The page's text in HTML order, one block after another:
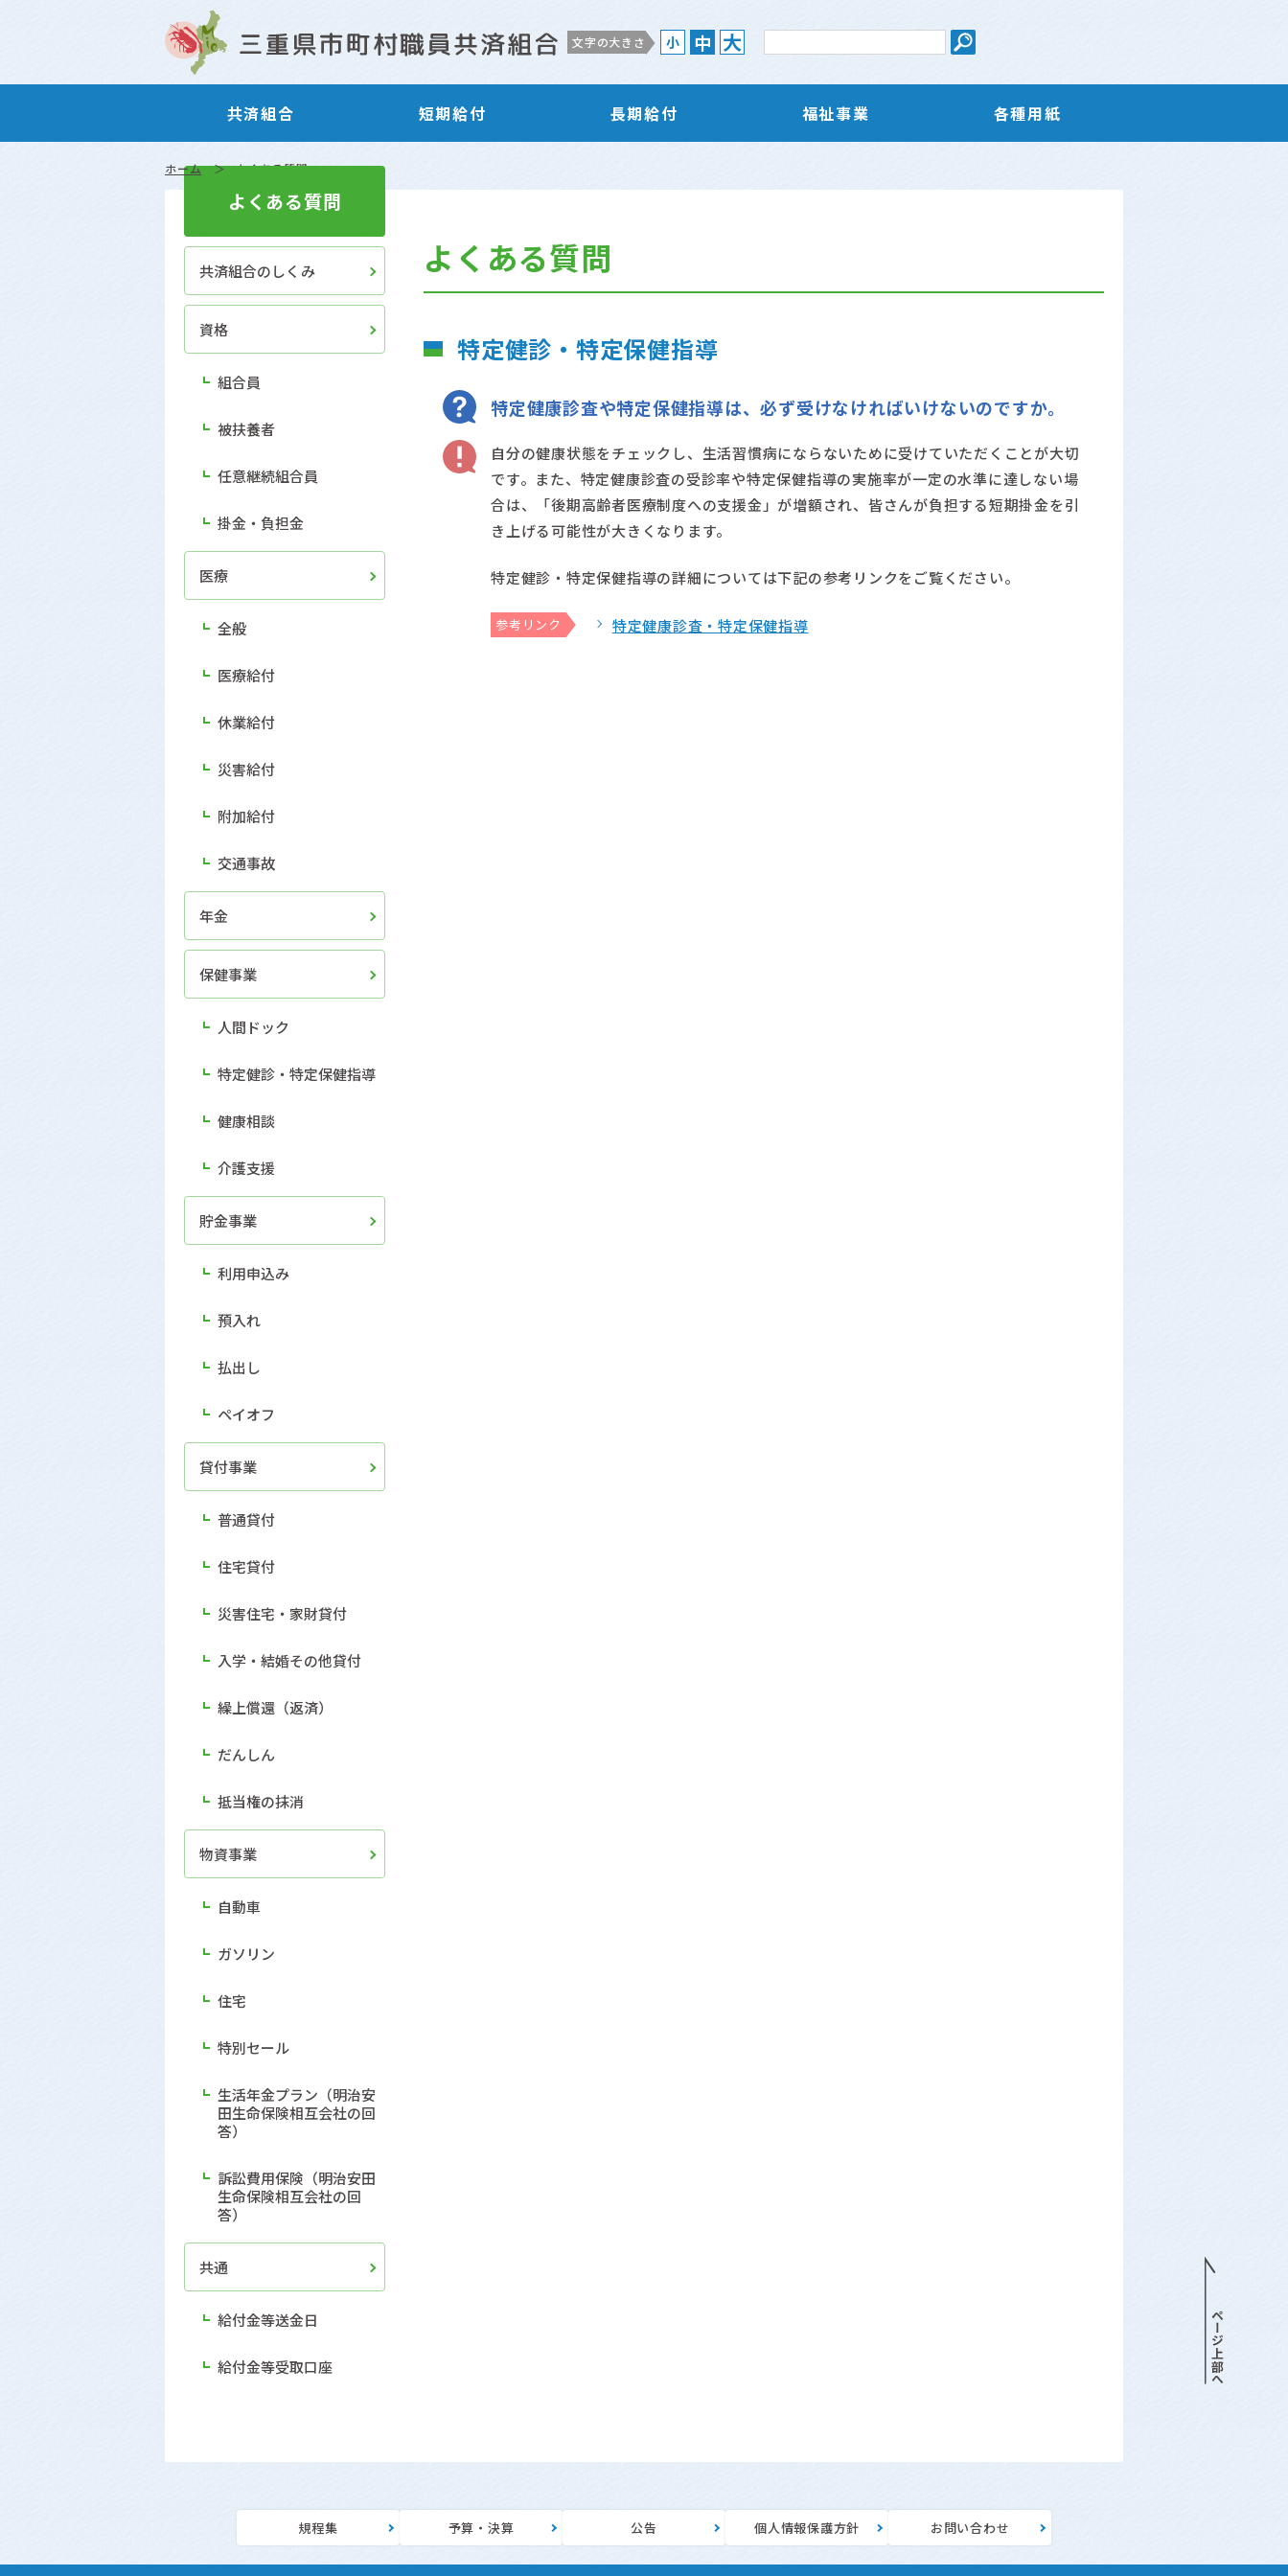
文字の大きさ 小 中 大
共済組合 短期給付 長期給付 福祉事業 各種用紙
ホーム よくある質問
よくある質問
特定健診・特定保健指導
特定健康診査や特定保健指導は、必ず受けなければいけないのですか。
自分の健康状態をチェックし、生活習慣病にならないために受けていただくことが大切
です。また、特定健康診査の受診率や特定保健指導の実施率が一定の水準に達しない場
合は、「後期高齢者医療制度への支援金」が増額され、皆さんが負担する短期掛金を引
き上げる可能性が大きくなります。
特定健診・特定保健指導の詳細については下記の参考リンクをご覧ください。
参考リンク 特定健康診査・特定保健指導
よくある質問
共済組合のしくみ
資格
組合員
被扶養者
任意継続組合員
掛金・負担金
医療
全般
医療給付
休業給付
災害給付
附加給付
交通事故
年金
保健事業
人間ドック
特定健診・特定保健指導
健康相談
介護支援
貯金事業
利用申込み
預入れ
払出し
ペイオフ
貸付事業
普通貸付
住宅貸付
災害住宅・家財貸付
入学・結婚その他貸付
繰上償還（返済）
だんしん
抵当権の抹消
物資事業
自動車
ガソリン
住宅
特別セール
生活年金プラン（明治安
田生命保険相互会社の回
答）
訴訟費用保険（明治安田
生命保険相互会社の回
答）
共通
給付金等送金日
給付金等受取口座
規程集 予算・決算 公告 個人情報保護方針 お問い合わせ